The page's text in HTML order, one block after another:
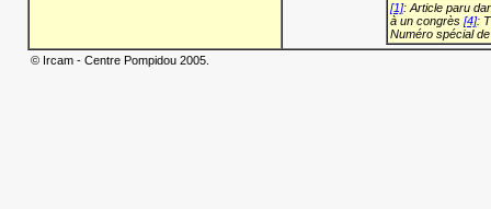
[1]: Article paru
à un congrès [4]:
Numéro spécial
© Ircam - Centre Pompidou 2005.